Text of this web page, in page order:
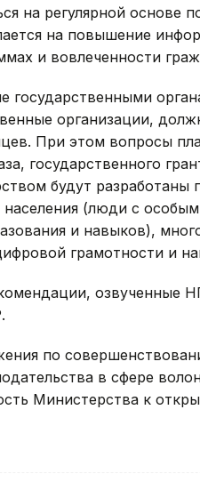
на регулярной основе
на повышение
и вовлеченности
государственными
организации,
При этом вопросы
государственного
будут разработаны
(люди с
и навыков),
грамотности и
озвученные
по
в сфере
Министерства к